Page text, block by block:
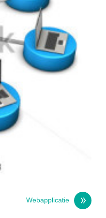
Webapplicatie